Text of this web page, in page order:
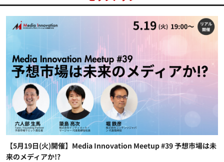
【5月19日(火)開催】Media Innovation Meetup #39 予想市場は未
来のメディアか!?